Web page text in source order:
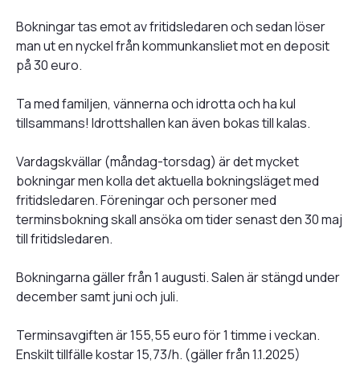
Bokningar tas emot av fritidsledaren och sedan löser
man ut en nyckel från kommunkansliet mot en deposit
på 30 euro.
Ta med familjen, vännerna och idrotta och ha kul
tillsammans! Idrottshallen kan även bokas till kalas.
Vardagskvällar (måndag-torsdag) är det mycket
bokningar men kolla det aktuella bokningsläget med
fritidsledaren. Föreningar och personer med
terminsbokning skall ansöka om tider senast den 30 maj
till fritidsledaren.
Bokningarna gäller från 1 augusti. Salen är stängd under
december samt juni och juli.
Terminsavgiften är 155,55 euro för 1 timme i veckan.
Enskilt tillfälle kostar 15,73/h. (gäller från 1.1.2025)